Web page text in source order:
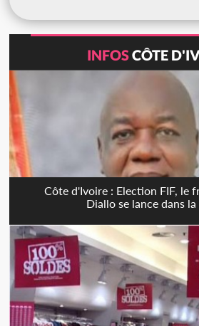
INFOSCÔTE
Côte d'Ivoire : Election FIF, le
Diallo se lance dans